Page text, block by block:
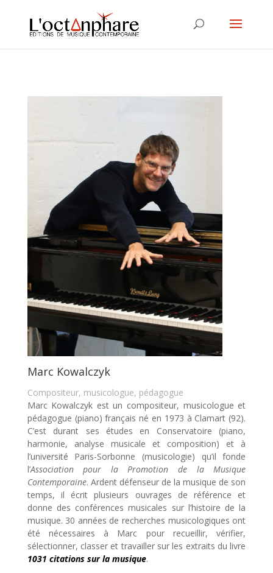
Marc Kowalczyk
Compositeur, musicologue, pédagogue
Marc Kowalczyk est un compositeur, musicologue et
pédagogue (piano) français né en 1973 à Clamart (92).
C’est durant ses études en Conservatoire (piano,
harmonie, analyse musicale et composition) et à
l’université Paris-Sorbonne (musicologie) qu’il fonde
l’Association pour la Promotion de la Musique
Contemporaine. Ardent défenseur de la musique de son
temps, il écrit plusieurs ouvrages de référence et
donne des conférences musicales sur l’histoire de la
musique. 30 années de recherches musicologiques ont
été nécessaires à Marc pour recueillir, vérifier,
sélectionner, classer et travailler sur les extraits du livre
1031 citations sur la musique.